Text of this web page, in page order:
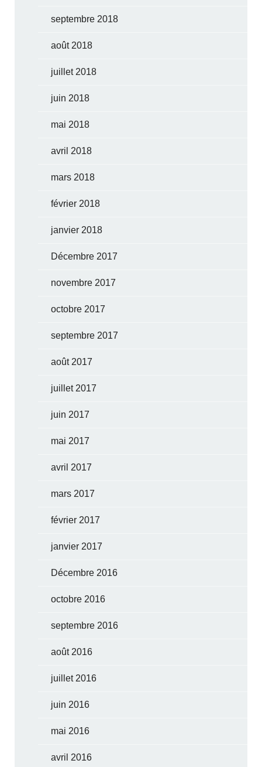
septembre 2018
août 2018
juillet 2018
juin 2018
mai 2018
avril 2018
mars 2018
février 2018
janvier 2018
Décembre 2017
novembre 2017
octobre 2017
septembre 2017
août 2017
juillet 2017
juin 2017
mai 2017
avril 2017
mars 2017
février 2017
janvier 2017
Décembre 2016
octobre 2016
septembre 2016
août 2016
juillet 2016
juin 2016
mai 2016
avril 2016